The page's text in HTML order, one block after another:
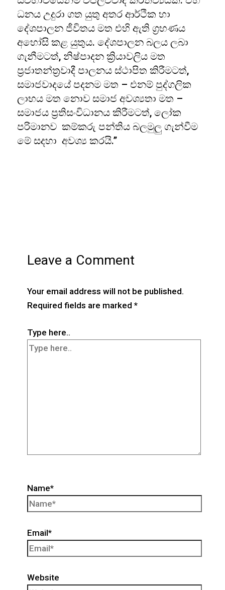
ධනය උදුරා ගත යුතු අතර ආර්ථික හා
දේශපාලන ජීවිතය මත එහි ඇති ග්‍රහණය
අහෝසි කළ යුතුය. දේශපාලන බලය ලබා
ගැනීමටත්, නිෂ්පාදන ක්‍රියාවලිය මත
ප්‍රජාතන්ත්‍රවාදී පාලනය ස්ථාපිත කිරීමටත්,
සමාජවාදයේ පදනම මත – එනම් පුද්ගලික
ලාභය මත නොව සමාජ අවශ්‍යතා මත –
සමාජය ප්‍රතිසංවිධානය කිරීමටත්, ලෝක
පරිමානව කම්කරු පන්තිය බලමුලු ගැන්වීම
මේ සදහා අවශ්‍ය කරයි.”
Leave a Comment
Your email address will not be published.
Required fields are marked *
Type here..
Name*
Email*
Website